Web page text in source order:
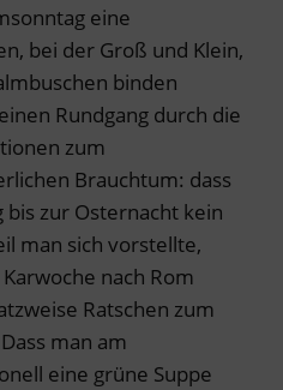
eine
bei der Groß und Klein,
binden
Rundgang durch die
zum
Brauchtum: dass
zur Osternacht kein
man sich vorstellte,
nach Rom
Ratschen zum
man am
eine grüne Suppe